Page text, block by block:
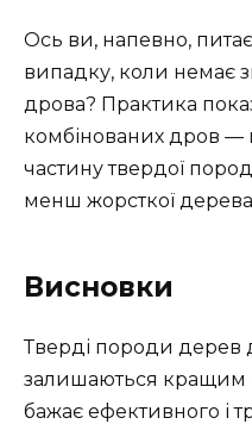
Ось ви, напевно,
випадку, коли немає
дрова? Практика
комбінованих дров —
частину твердої
менш жорсткої
Висновки
Тверді породи дерев
залишаються кращим
бажає ефективного і